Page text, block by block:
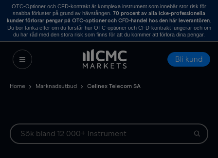
OTC-Optioner och CFD-kontrakt är komplexa instrument som innebär stor risk för
snabba förluster på grund av hävstången. 70 procent av alla icke-professionella
kunder förlorar pengar på OTC-optioner och CFD-handel hos den här leverantören.
Du bör tänka efter om du förstår hur OTC-optioner och CFD-kontrakt fungerar och om
du har råd med den stora risk som finns för att du kommer att förlora dina pengar.
Bli kund
Home Marknadsutbud Cellnex Telecom SA